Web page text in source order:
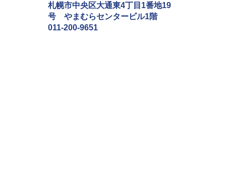
札幌市中央区大通東4丁目1番地19
号 やまむらセンタービル1階
011-200-9651